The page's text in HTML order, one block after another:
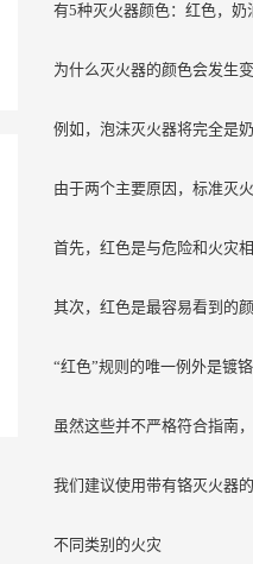
有5种灭火器颜色：红色，
为什么灭火器的颜色会发生
例如，泡沫灭火器将完全是
由于两个主要原因，标准灭
首先，红色是与危险和火灾
其次，红色是最容易看到的
“红色”规则的唯一例外是镀
虽然这些并不严格符合指南
我们建议使用带有铬灭火器
不同类别的火灾